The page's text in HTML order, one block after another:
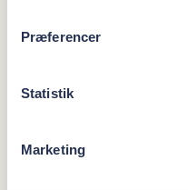
Præferencer
Statistik
Marketing